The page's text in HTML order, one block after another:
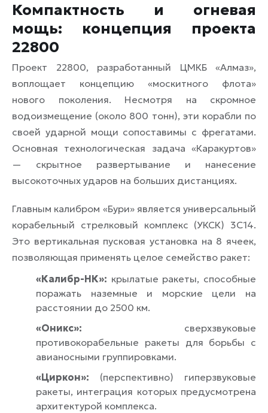
Компактность и огневая
мощь: концепция проекта
22800
Проект 22800, разработанный ЦМКБ «Алмаз»,
воплощает концепцию «москитного флота»
нового поколения. Несмотря на скромное
водоизмещение (около 800 тонн), эти корабли по
своей ударной мощи сопоставимы с фрегатами.
Основная технологическая задача «Каракуртов»
— скрытное развертывание и нанесение
высокоточных ударов на больших дистанциях.
Главным калибром «Бури» является универсальный
корабельный стрелковый комплекс (УКСК) 3С14.
Это вертикальная пусковая установка на 8 ячеек,
позволяющая применять целое семейство ракет:
«Калибр-НК»: крылатые ракеты, способные
поражать наземные и морские цели на
расстоянии до 2500 км.
«Оникс»: сверхзвуковые
противокорабельные ракеты для борьбы с
авианосными группировками.
«Циркон»: (перспективно) гиперзвуковые
ракеты, интеграция которых предусмотрена
архитектурой комплекса.